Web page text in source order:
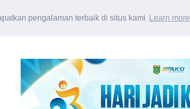
pengalaman terbaik di situs kami Learn more